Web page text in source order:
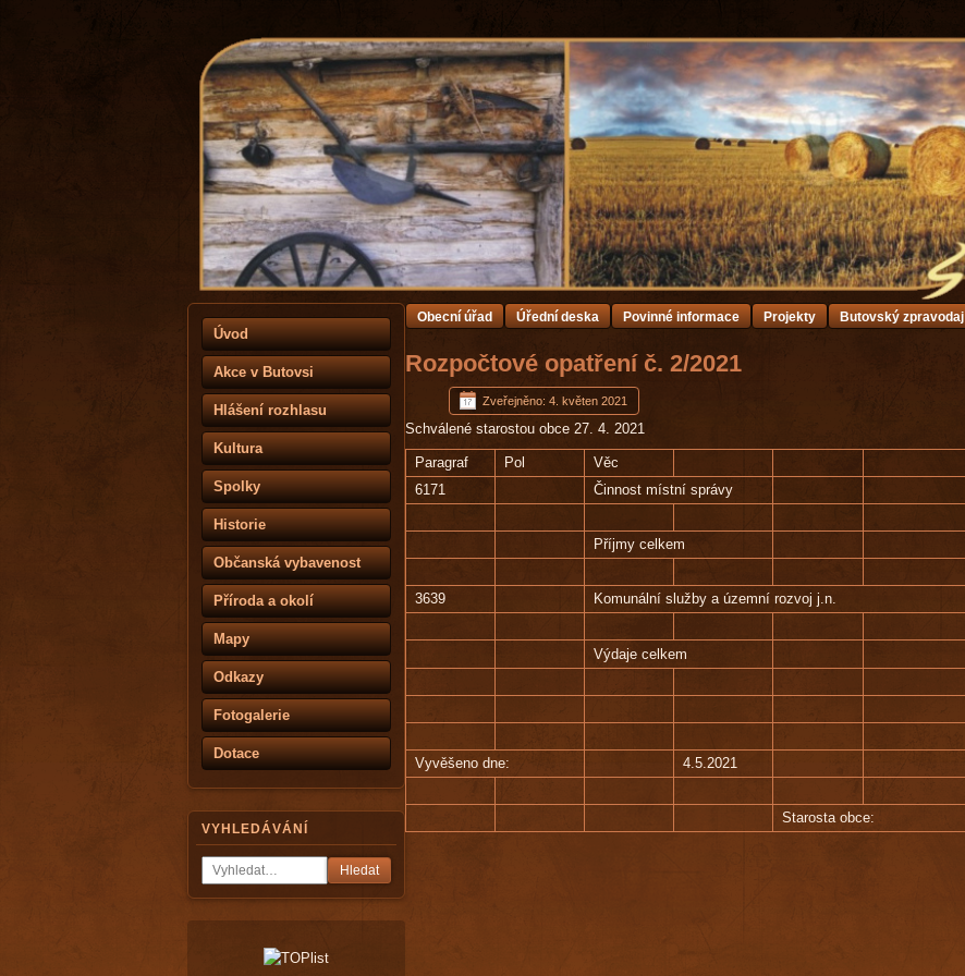
Úvod
Akce v Butovsi
Hlášení rozhlasu
Kultura
Spolky
Historie
Občanská vybavenost
Příroda a okolí
Mapy
Odkazy
Fotogalerie
Dotace
VYHLEDÁVÁNÍ
Hledat
Obecní úřad Úřední deska Povinné informace Projekty Butovský zpravodaj
Rozpočtové opatření č. 2/2021
Zveřejněno: 4. květen 2021
Schválené starostou obce 27. 4. 2021
Paragraf Pol Věc
6171
Činnost místní správy
Příjmy celkem
3639 Komunální služby a územní rozvoj j.n.
Výdaje celkem
Vyvěšeno dne: 4.5.2021
Starosta obce: